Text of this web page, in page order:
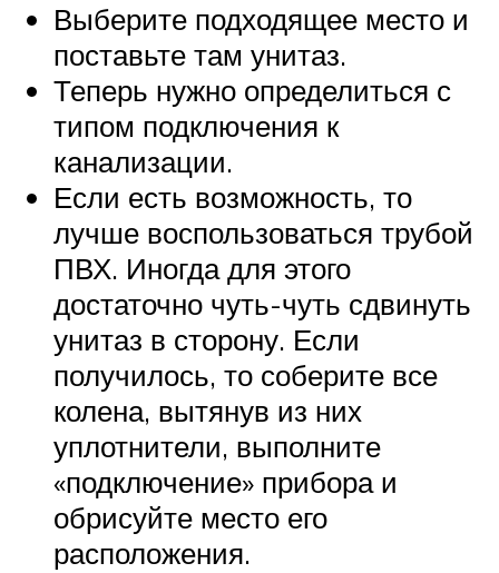
Выберите подходящее место и
поставьте там унитаз.
Теперь нужно определиться с
типом подключения к
канализации.
Если есть возможность, то
лучше воспользоваться трубой
ПВХ. Иногда для этого
достаточно чуть-чуть сдвинуть
унитаз в сторону. Если
получилось, то соберите все
колена, вытянув из них
уплотнители, выполните
«подключение» прибора и
обрисуйте место его
расположения.